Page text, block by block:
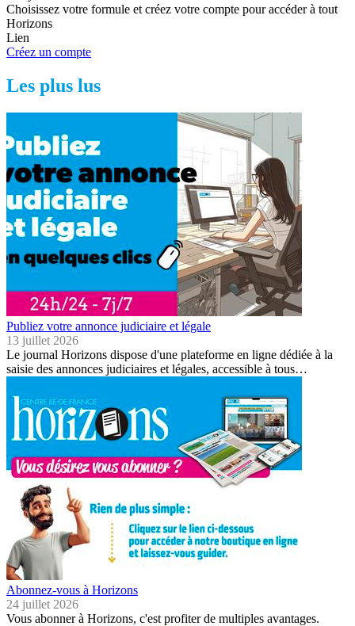
Choisissez votre formule et créez votre compte pour accéder à tout
Horizons
Lien
Créez un compte
Les plus lus
Publiez votre annonce judiciaire et légale
13 juillet 2026
Le journal Horizons dispose d'une plateforme en ligne dédiée à la
saisie des annonces judiciaires et légales, accessible à tous…
Abonnez-vous à Horizons
24 juillet 2026
Vous abonner à Horizons, c'est profiter de multiples avantages.